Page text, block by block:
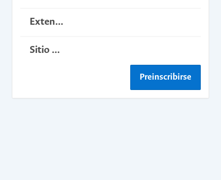
Extensión
Sitio web del curso
Preinscribirse